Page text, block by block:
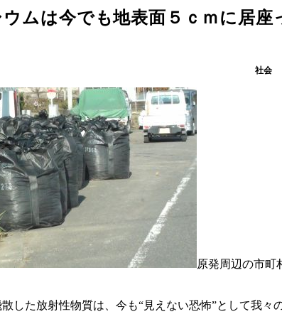
ムは今でも地表面５ｃｍに居座
社会
原発周辺の市町
した放射性物質は、今も“見えない恐怖”として我々